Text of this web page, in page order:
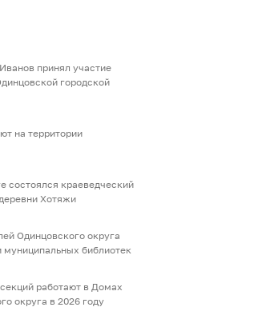
принял участие
городской
на территории
состоялся краеведческий
Хотяжи
Одинцовского округа
муниципальных библиотек
работают в Домах
округа в 2026 году